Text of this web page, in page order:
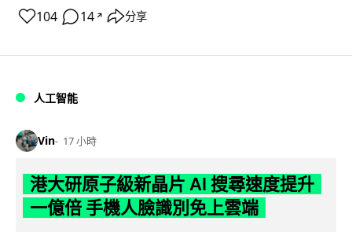
104 14 ↗ 分享
人工智能
Vin 17 小時
港大研原子級新晶片 AI 搜尋速度提升
一億倍 手機人臉識別免上雲端